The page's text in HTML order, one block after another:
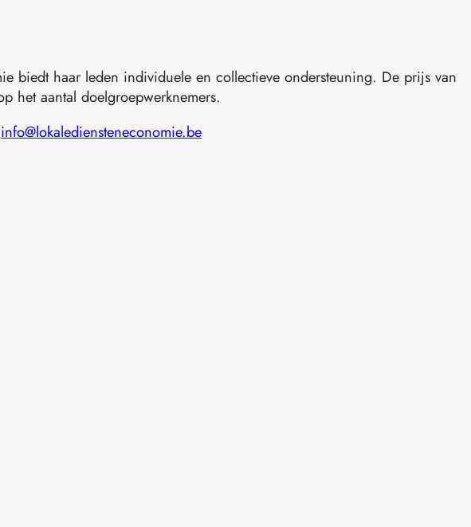
biedt haar leden individuele en collectieve ondersteuning. De prijs van
het aantal doelgroepwerknemers.
info@lokalediensteneconomie.be